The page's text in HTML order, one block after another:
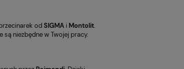
odSIGMA i Montolit.
niezbędne w Twojej pracy.